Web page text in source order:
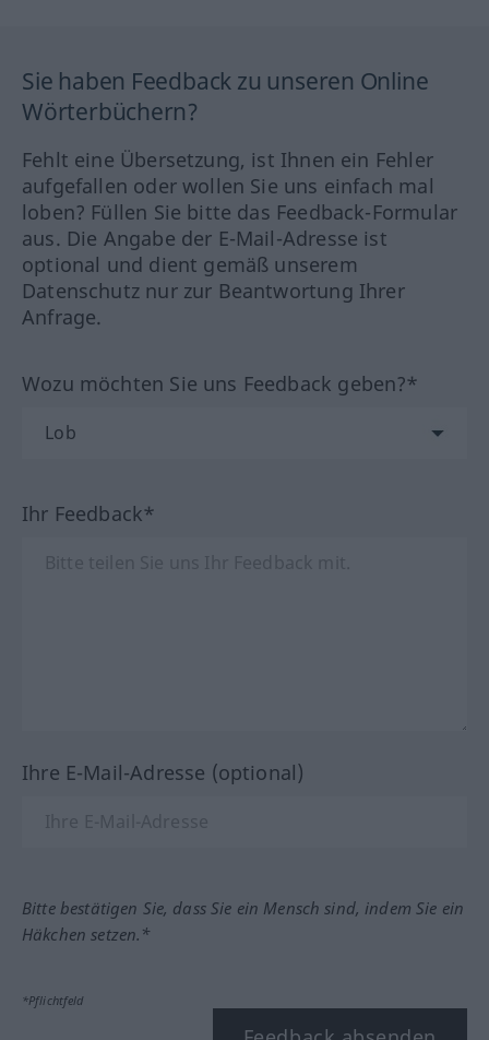
Sie haben Feedback zu unseren Online
Wörterbüchern?
Fehlt eine Übersetzung, ist Ihnen ein Fehler
aufgefallen oder wollen Sie uns einfach mal
loben? Füllen Sie bitte das Feedback-Formular
aus. Die Angabe der E-Mail-Adresse ist
optional und dient gemäß unserem
Datenschutz nur zur Beantwortung Ihrer
Anfrage.
Wozu möchten Sie uns Feedback geben?*
Ihr Feedback*
Ihre E-Mail-Adresse (optional)
Bitte bestätigen Sie, dass Sie ein Mensch sind, indem Sie ein
Häkchen setzen.*
*Pflichtfeld